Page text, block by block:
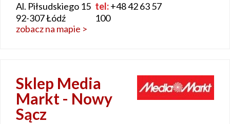
Al. Piłsudskiego 15
92-307 Łódź
tel:+48 42 63 57
100
zobacz na mapie >
Sklep Media
Markt - Nowy
Sącz